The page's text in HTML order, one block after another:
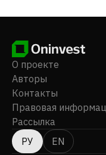
компанией S.D.
О проекте
Авторы
Контакты
Правовая
Рассылка
РУ
EN